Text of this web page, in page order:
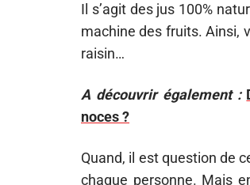
Il s’agit des jus 100%
machine des fruits. Ainsi,
raisin…
A découvrir également :
noces ?
Quand, il est question de
chaque personne. Mais